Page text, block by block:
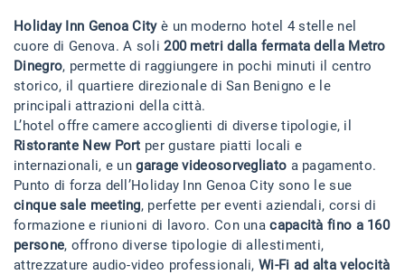
Holiday Inn Genoa Cityè un moderno hotel 4 stelle nel
cuore di Genova. A soli200 metri dalla fermata della Metro
Dinegro, permette di raggiungere in pochi minuti il centro
storico, il quartiere direzionale di San Benigno e le
principali attrazioni della città.
L’hotel offre camere accoglienti di diverse tipologie, il
Ristorante New Port per gustare piatti locali e
internazionali, e ungarage videosorvegliato a pagamento.
Punto di forza dell’Holiday Inn Genoa City sono le sue
cinque sale meeting, perfette per eventi aziendali, corsi di
formazione e riunioni di lavoro. Con unacapacità fino a 160
persone, offrono diverse tipologie di allestimenti,
attrezzature audio-video professionali,Wi-Fi ad alta velocità